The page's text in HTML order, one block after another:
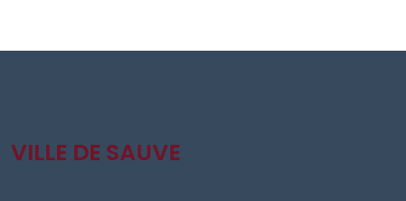
VILLE DE SAUVE